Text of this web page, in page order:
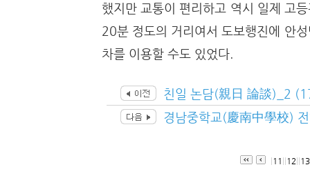
했지만 교통이 편리하고 역시 일제 고
20분 정도의 거리여서 도보행진에 안성
차를 이용할 수도 있었다.
친일 논담(親日 論談)_2
경남중학교(慶南中學校)
11 12 13